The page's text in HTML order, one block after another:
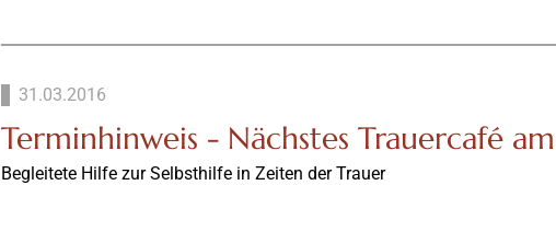
31.03.2016
Terminhinweis - Nächstes Trauercafé
Begleitete Hilfe zur Selbsthilfe in Zeiten der Trauer